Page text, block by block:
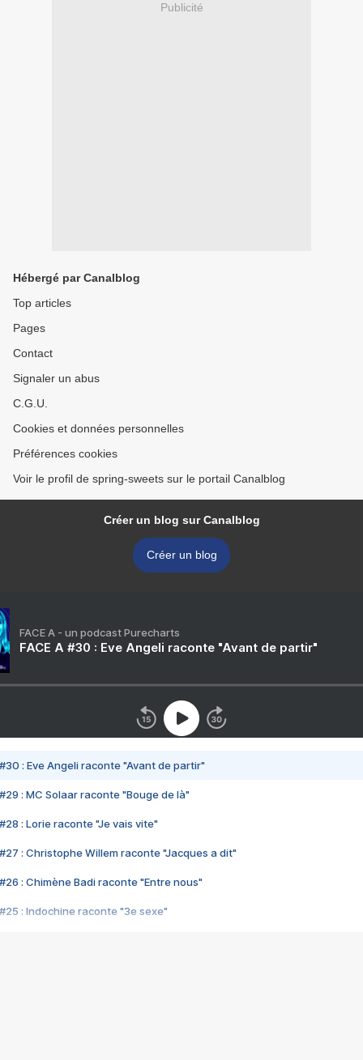
Publicité
Hébergé par Canalblog
Top articles
Pages
Contact
Signaler un abus
C.G.U.
Cookies et données personnelles
Préférences cookies
Voir le profil de spring-sweets sur le portail Canalblog
Créer un blog sur Canalblog
Créer un blog
FACE A - un podcast Purecharts
FACE A #30 : Eve Angeli raconte "Avant de partir"
#30 : Eve Angeli raconte "Avant de partir"
#29 : MC Solaar raconte "Bouge de là"
#28 : Lorie raconte "Je vais vite"
#27 : Christophe Willem raconte "Jacques a dit"
#26 : Chimène Badi raconte "Entre nous"
#25 : Indochine raconte "3e sexe"